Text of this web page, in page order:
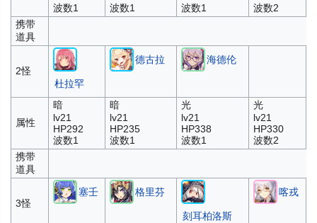
波数1
波数1
波数1
波数2
携带
道具
2怪
杜拉罕
德古拉 海德伦
属性
暗
lv21
HP292
波数1
暗
lv21
HP235
波数1
光
lv21
HP338
波数1
光
lv21
HP330
波数2
携带
道具
3怪
塞壬 格里芬
刻耳柏洛斯
喀戎